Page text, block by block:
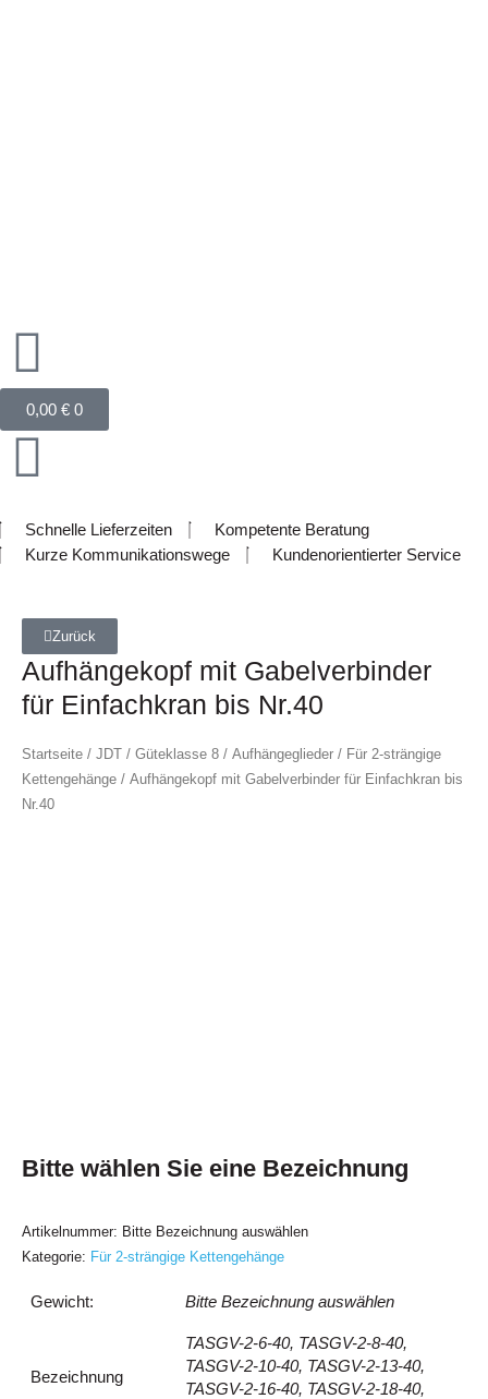
0,00 € 0
Warenkorb
Schnelle Lieferzeiten
Kompetente Beratung
Kurze Kommunikationswege
Kundenorientierter Service
Zurück
Aufhängekopf mit Gabelverbinder
für Einfachkran bis Nr.40
Startseite / JDT / Güteklasse 8 / Aufhängeglieder / Für 2-strängige
Kettengehänge / Aufhängekopf mit Gabelverbinder für Einfachkran bis
Nr.40
Bitte wählen Sie eine Bezeichnung
Artikelnummer: Bitte Bezeichnung auswählen
Kategorie: Für 2-strängige Kettengehänge
Gewicht: Bitte Bezeichnung auswählen
Bezeichnung
TASGV-2-6-40, TASGV-2-8-40,
TASGV-2-10-40, TASGV-2-13-40,
TASGV-2-16-40, TASGV-2-18-40,